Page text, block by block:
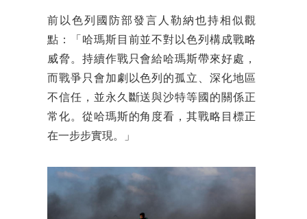
前以色列國防部發言人勒納也持相似觀
點：「哈瑪斯目前並不對以色列構成戰略
威脅。持續作戰只會給哈瑪斯帶來好處，
而戰爭只會加劇以色列的孤立、深化地區
不信任，並永久斷送與沙特等國的關係正
常化。從哈瑪斯的角度看，其戰略目標正
在一步步實現。」